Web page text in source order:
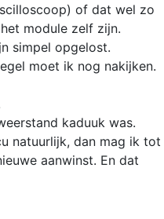
of dat wel zo
module zelf zijn.
simpel opgelost.
moet ik nog nakijken.
kaduuk was.
natuurlijk, dan mag ik tot
aanwinst. En dat